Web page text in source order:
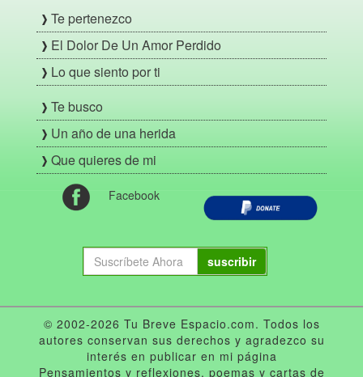
Te pertenezco
El Dolor De Un Amor Perdido
Lo que siento por ti
Te busco
Un año de una herida
Que quieres de mi
Facebook
suscribir
© 2002-2026 Tu Breve Espacio.com. Todos los
autores conservan sus derechos y agradezco su
interés en publicar en mi página
Pensamientos y reflexiones, poemas y cartas de